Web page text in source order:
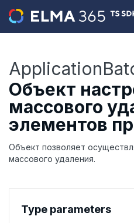
Объект
массового
элементов
Объект позволяет
массового удаления.
Type parameters